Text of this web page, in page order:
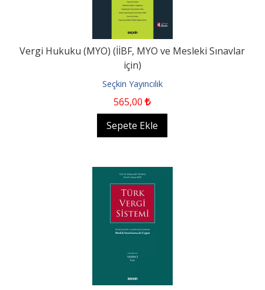
Vergi Hukuku (MYO) (İİBF, MYO ve Mesleki Sınavlar
için)
Seçkin Yayıncılık
565,00
Sepete Ekle